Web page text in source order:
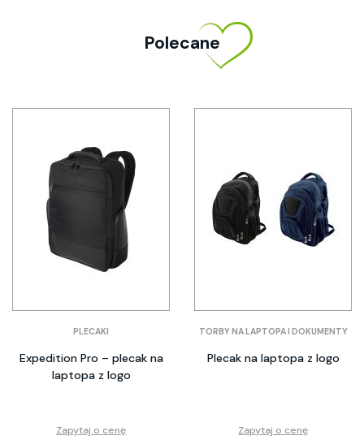
Polecane
PLECAKI
Expedition Pro – plecak na
laptopa z logo
Zapytaj o cenę
TORBY NA LAPTOPA I DOKUMENTY
Plecak na laptopa z logo
Zapytaj o cenę